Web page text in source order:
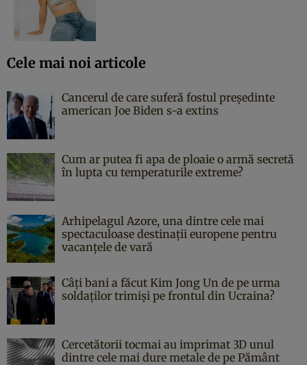
Cele mai noi articole
Cancerul de care suferă fostul președinte
american Joe Biden s-a extins
Cum ar putea fi apa de ploaie o armă secretă
în lupta cu temperaturile extreme?
Arhipelagul Azore, una dintre cele mai
spectaculoase destinații europene pentru
vacanțele de vară
Câți bani a făcut Kim Jong Un de pe urma
soldaților trimiși pe frontul din Ucraina?
Cercetătorii tocmai au imprimat 3D unul
dintre cele mai dure metale de pe Pământ